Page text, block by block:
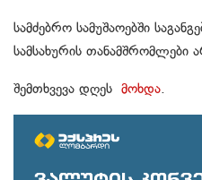
სამძებრო სამუშაოებში
სამსახურის თანამშრომლები
შემთხვევა დღეს მოხდა.